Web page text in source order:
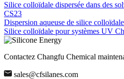
Silice colloïdale dispersée dans des
CS23
Dispersion aqueuse de silice
Silice colloïdale pour systèmes UV
Contactez Changfu Chemical
sales@cfsilanes.com